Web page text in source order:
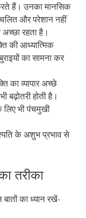
हैं। उनका मानसिक
और परेशान नहीं
रहता है।
की आध्यात्मिक
का सामना कर
का व्यापार अच्छे
होती है।
भी पंचमुखी
के अशुभ प्रभाव से
तरीका
का ध्यान रखें-